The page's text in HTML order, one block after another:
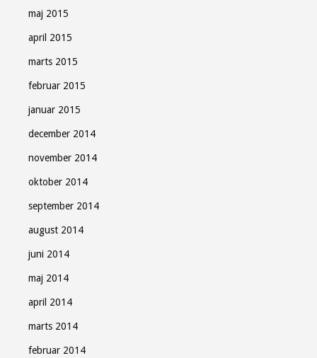
maj 2015
april 2015
marts 2015
februar 2015
januar 2015
december 2014
november 2014
oktober 2014
september 2014
august 2014
juni 2014
maj 2014
april 2014
marts 2014
februar 2014